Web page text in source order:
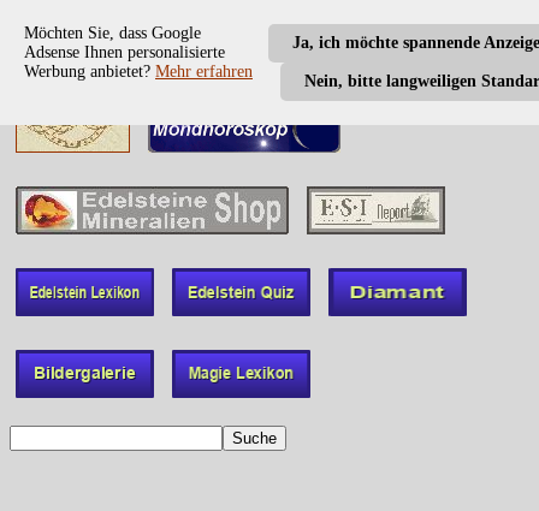
Ja, ich möchte spannende
Nein, bitte langweiligen
Möchten Sie, dass Google
Adsense Ihnen personalisierte
Werbung anbietet? Mehr erfahren